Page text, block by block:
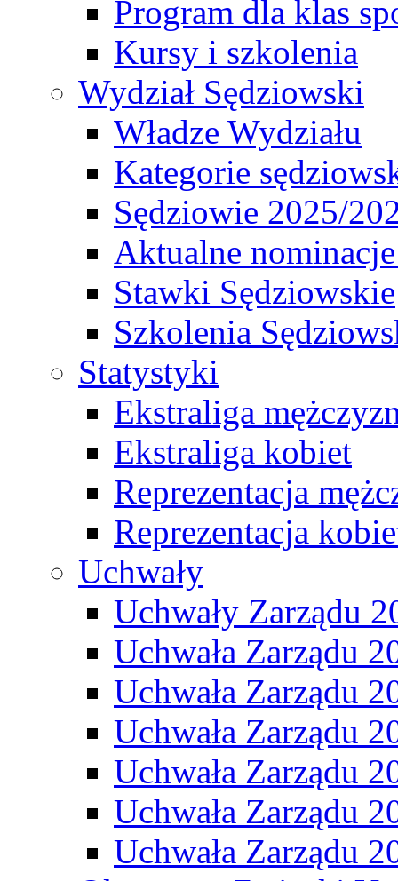
Program dla klas
Kursy i szkolenia
Wydział Sędziowski
Władze Wydziału
Kategorie
Sędziowie 2025/
Aktualne
Stawki Sędziowskie
Szkolenia
Statystyki
Ekstraliga
Ekstraliga kobiet
Reprezentacja
Reprezentacja
Uchwały
Uchwały Zarządu
Uchwała Zarządu
Uchwała Zarządu
Uchwała Zarządu
Uchwała Zarządu
Uchwała Zarządu
Uchwała Zarządu